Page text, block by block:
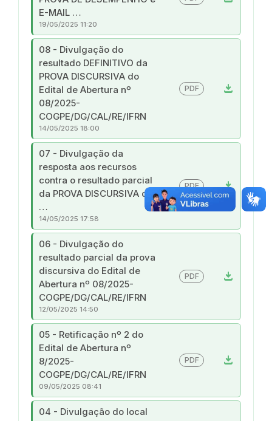
E-MAIL …
19/05/2025 11:20
08 - Divulgação do
resultado DEFINITIVO da
PROVA DISCURSIVA do
Edital de Abertura nº
08/2025-
COGPE/DG/CAL/RE/IFRN
download
PDF
14/05/2025 18:00
07 - Divulgação da
resposta aos recursos
contra o resultado parcial
da PROVA DISCURSIVA do
…
download
PDF
14/05/2025 17:58
06 - Divulgação do
resultado parcial da prova
discursiva do Edital de
Abertura nº 08/2025-
COGPE/DG/CAL/RE/IFRN
download
PDF
12/05/2025 14:50
05 - Retificação nº 2 do
Edital de Abertura nº
8/2025-
COGPE/DG/CAL/RE/IFRN
download
PDF
09/05/2025 08:41
04 - Divulgação do local